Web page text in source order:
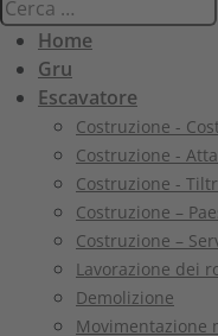
Home
Gru
Escavatore
Costruzione -
Costruzione -
Costruzione -
Costruzione –
Costruzione –
Lavorazione dei
Demolizione
Movimentazione